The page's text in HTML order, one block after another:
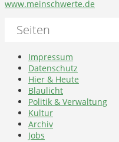
www.meinschwerte.de
Seiten
Impressum
Datenschutz
Hier & Heute
Blaulicht
Politik & Verwaltung
Kultur
Archiv
Jobs